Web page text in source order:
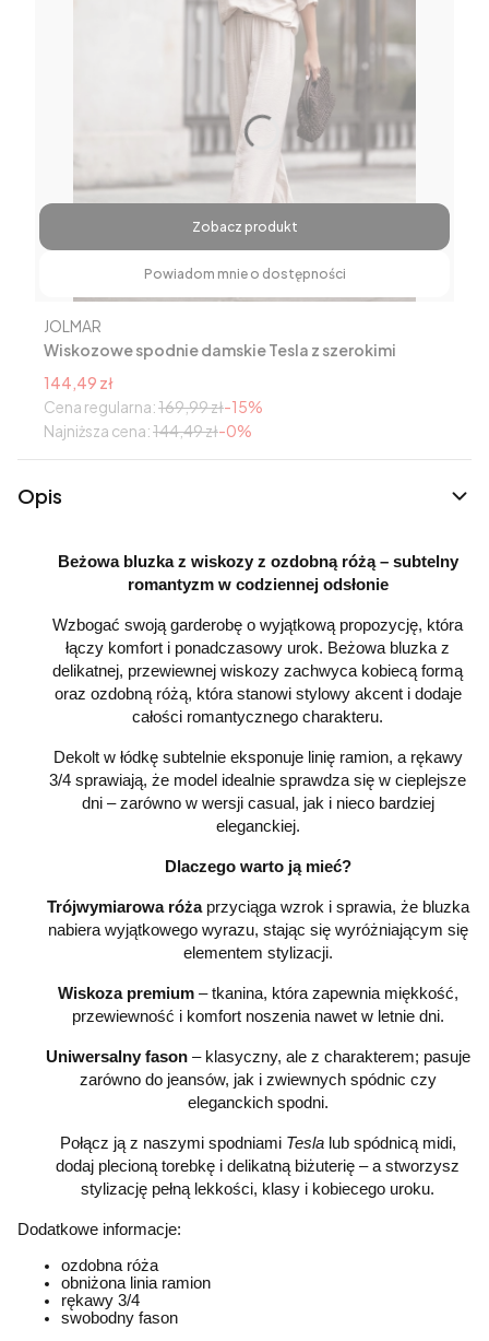
Zobacz produkt
Powiadom mnie o dostępności
Wiskozowe spodnie damskie Tesla z szerokimi
Producent
JOLMAR
Cena promocyjna
144,49 zł
Cena regularna:169,99 zł-15%
Najniższa cena:144,49 zł-0%
Opis
Beżowa bluzka z wiskozy z ozdobną różą – subtelny
romantyzm w codziennej odsłonie
Wzbogać swoją garderobę o wyjątkową propozycję, która
łączy komfort i ponadczasowy urok. Beżowa bluzka z
delikatnej, przewiewnej wiskozy zachwyca kobiecą formą
oraz ozdobną różą, która stanowi stylowy akcent i dodaje
całości romantycznego charakteru.
Dekolt w łódkę subtelnie eksponuje linię ramion, a rękawy
3/4 sprawiają, że model idealnie sprawdza się w cieplejsze
dni – zarówno w wersji casual, jak i nieco bardziej
eleganckiej.
Dlaczego warto ją mieć?
Trójwymiarowa różaprzyciąga wzrok i sprawia, że bluzka
nabiera wyjątkowego wyrazu, stając się wyróżniającym się
elementem stylizacji.
Wiskoza premium– tkanina, która zapewnia miękkość,
przewiewność i komfort noszenia nawet w letnie dni.
Uniwersalny fason– klasyczny, ale z charakterem; pasuje
zarówno do jeansów, jak i zwiewnych spódnic czy
eleganckich spodni.
Połącz ją z naszymi spodniami Teslalub spódnicą midi,
dodaj plecioną torebkę i delikatną biżuterię – a stworzysz
stylizację pełną lekkości, klasy i kobiecego uroku.
Dodatkowe informacje:
ozdobna róża
obniżona linia ramion
rękawy 3/4
swobodny fason